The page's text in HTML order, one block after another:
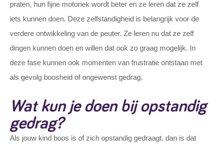
praten, hun fijne motoriek wordt beter en ze leren dat ze zelf
iets kunnen doen. Deze zelfstandigheid is belangrijk voor de
verdere ontwikkeling van de peuter. Ze leren nu dat ze zelf
dingen kunnen doen en willen dat ook zo graag mogelijk. In
deze fase kunnen ook momenten van frustratie ontstaan met
als gevolg boosheid of ongewenst gedrag.
Wat kun je doen bij opstandig
gedrag?
Als jouw kind boos is of zich opstandig gedraagt, dan is dat